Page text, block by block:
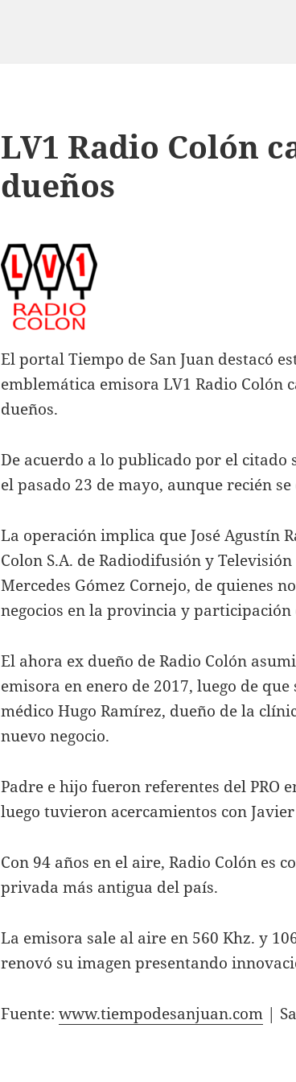
LV1 Radio Colón
dueños
El portal Tiempo de San Juan destacó
emblemática emisora LV1 Radio Colón
dueños.
De acuerdo a lo publicado por el citado
el pasado 23 de mayo, aunque recién
La operación implica que José Agustín
Colon S.A. de Radiodifusión y
Mercedes Gómez Cornejo, de quienes
negocios en la provincia y
El ahora ex dueño de Radio Colón
emisora en enero de 2017, luego de
médico Hugo Ramírez, dueño de la
nuevo negocio.
Padre e hijo fueron referentes del PRO
luego tuvieron acercamientos con
Con 94 años en el aire, Radio Colón es
privada más antigua del país.
La emisora sale al aire en 560 Khz. y
renovó su imagen presentando
Fuente:www.tiempodesanjuan.com |